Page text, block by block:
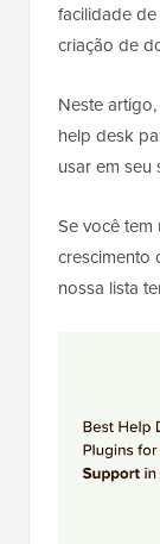
facilidade
criação de
Neste
help desk
usar em seu
Se você
crescimento
nossa lista